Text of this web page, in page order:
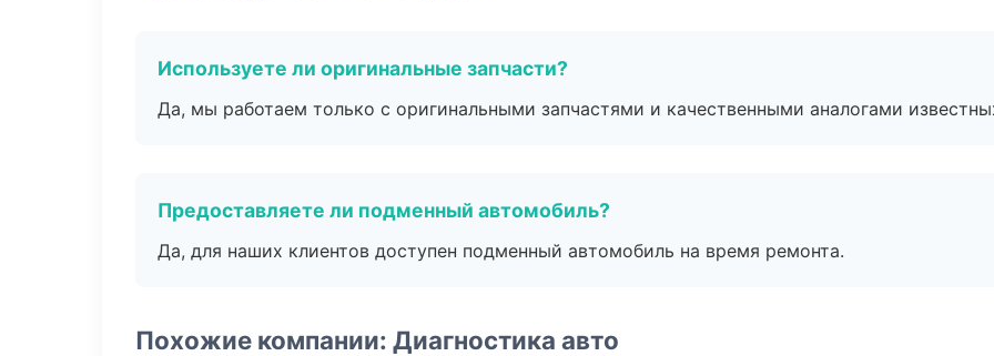
Используете ли оригинальные запчасти?
Да, мы работаем только с оригинальными запчастями и качественными аналогами
Предоставляете ли подменный автомобиль?
Да, для наших клиентов доступен подменный автомобиль на время ремонта.
Похожие компании: Диагностика авто